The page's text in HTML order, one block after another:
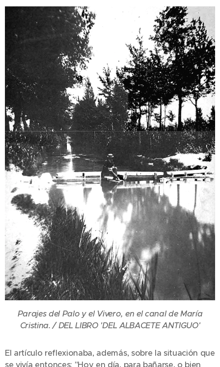
Parajes del Palo y el Vivero, en el canal de María
Cristina. / DEL LIBRO 'DEL ALBACETE ANTIGUO'
El artículo reflexionaba, además, sobre la situación que
se vivía entonces: "Hoy en día, para bañarse, o bien